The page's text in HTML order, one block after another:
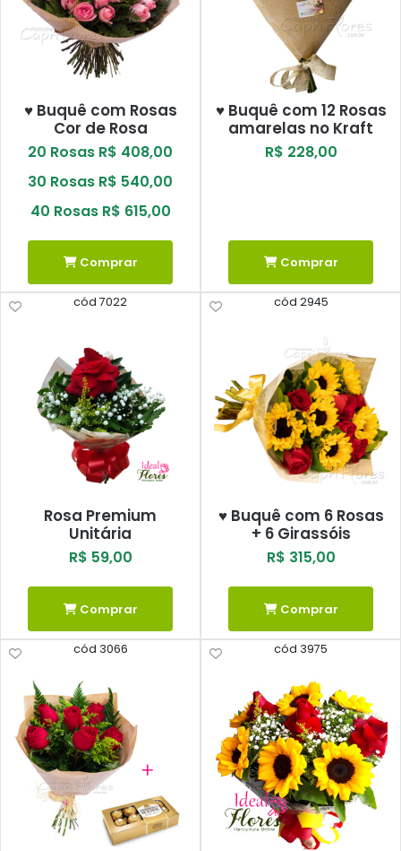
♥ Buquê com Rosas
Cor de Rosa
20 Rosas R$ 408,00
30 Rosas R$ 540,00
40 Rosas R$ 615,00
Comprar
♥ Buquê com 12 Rosas
amarelas no Kraft
R$ 228,00
Comprar
cód 7022
Rosa Premium
Unitária
R$ 59,00
Comprar
cód 2945
♥ Buquê com 6 Rosas
+ 6 Girassóis
R$ 315,00
Comprar
cód 3066 cód 3975